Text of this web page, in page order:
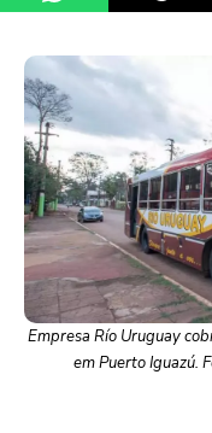
Empresa Río Uruguay
em Puerto Iguazú.